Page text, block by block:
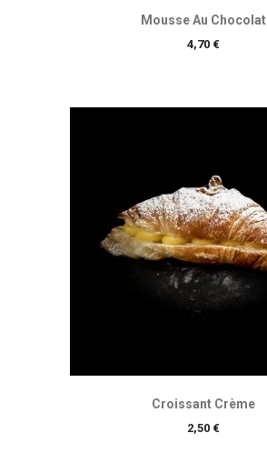
Mousse Au Chocolat
Prix
4,70 €
Croissant Crème
Prix
2,50 €